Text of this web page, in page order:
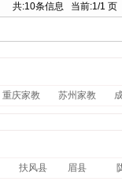
共:10条信息 当前:1/1
重庆家教 苏州家教
扶风县 眉县